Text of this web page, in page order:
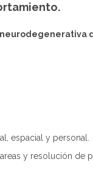
espacial y personal.
y resolución de